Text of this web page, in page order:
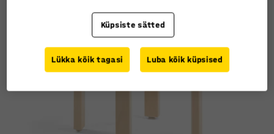
Küpsiste sätted
Lükka kõik tagasi Luba kõik küpsised